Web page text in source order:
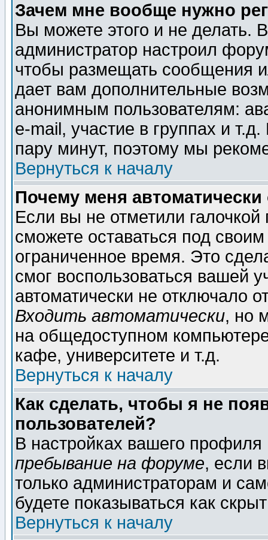
Зачем мне вообще нужно
Вы можете этого и не делать.
администратор настроил
чтобы размещать сообщения
дает вам дополнительные
анонимным пользователям:
e-mail, участие в группах и
пару минут, поэтому мы
Вернуться к началу
Почему меня автоматически
Если вы не отметили галочкой
сможете оставаться под
ограниченное время. Это
смог воспользоваться вашей
автоматически не отключало
Входить автоматически, но
на общедоступном
кафе, университете и т.д.
Вернуться к началу
Как сделать, чтобы я не
пользователей?
В настройках вашего
пребывание на форуме, если
только администраторам и
будете показываться как
Вернуться к началу